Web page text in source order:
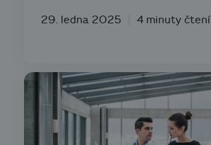
29. ledna 2025 4 minuty čtení